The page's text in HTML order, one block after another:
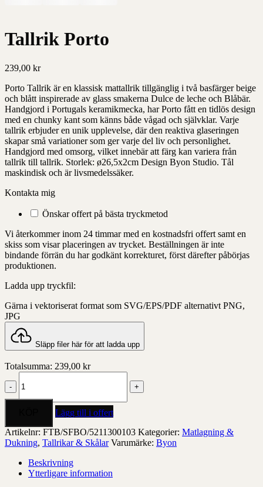
Tallrik Porto
239,00 kr
Porto Tallrik är en klassisk mattallrik tillgänglig i två basfärger beige
och blått inspirerade av glass smakerna Dulce de leche och Blåbär.
Handgjord i Portugals keramikmecka, har Porto fått en tidlös design
med en chunky kant som känns både vågad och självklar. Varje
tallrik erbjuder en unik upplevelse, där den reaktiva glaseringen
skapar små variationer som ger varje del liv och personlighet.
Handgjord med omsorg, vilket innebär att färg kan variera från
tallrik till tallrik. Storlek: ø26,5x2cm Design Byon Studio. Tål
maskindisk och är livsmedelssäker.
Kontakta mig
Önskar offert på bästa tryckmetod
Vi återkommer inom 24 timmar med en kostnadsfri offert samt en
skiss som visar placeringen av trycket. Beställningen är inte
bindande förrän du har godkänt korrekturet, först därefter påbörjas
produktionen.
Ladda upp tryckfil:
Gärna i vektoriserat format som SVG/EPS/PDF alternativt PNG,
JPG
Släpp filer här för att ladda upp
Totalsumma: 239,00 kr
Porto
mängd
Lägg till i offert
Artikelnr: FTB/SFBO/5211300103 Kategorier: Matlagning &
Dukning, Tallrikar & Skålar Varumärke: Byon
Beskrivning
Ytterligare information